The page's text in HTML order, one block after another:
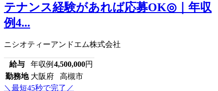
テナンス経験があれば応募OK◎｜年収
例4...
ニシオティーアンドエム株式会社
給与 年収例 4,500,000円
勤務地 大阪府 高槻市
＼最短45秒で完了／